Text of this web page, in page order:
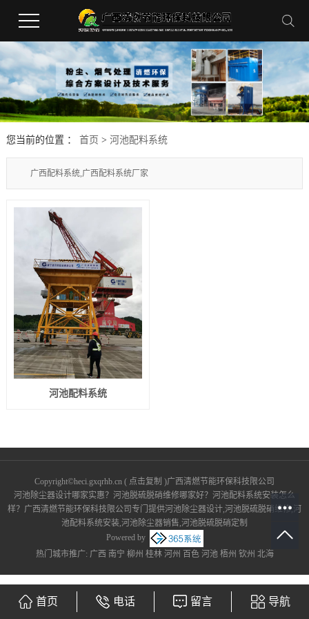
您当前的位置 ： 首页 > 河池配料系统
广西配料系统,广西配料系统厂家
河池配料系统
Copyright©heci.gxqrhb.cn ( 点击复制 )广西清燃节能环保科技限公司
河池除尘器设计哪家实惠？河池脱硫脱硝维修哪家好？河池配料系统安装怎么
样？广西清燃节能环保科技限公司专门提供河池除尘器设计,河池脱硫脱硝维修,河
池配料系统安装,河池除尘器销售,河池脱硫脱硝定制
Powered by
热门城市推广: 广西 南宁 柳州 桂林 河州 百色 河池 梧州 钦州 北海
首页 电话 留言 导航